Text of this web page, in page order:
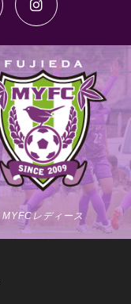
MYFCレディース